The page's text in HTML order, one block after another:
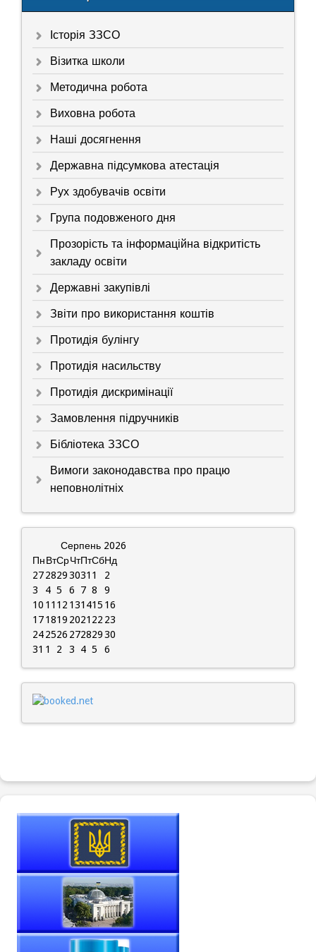
Історія ЗЗСО
Візитка школи
Методична робота
Виховна робота
Наші досягнення
Державна підсумкова атестація
Рух здобувачів освіти
Група подовженого дня
Прозорість та інформаційна відкритість
закладу освіти
Державні закупівлі
Звіти про використання коштів
Протидія булінгу
Протидія насильству
Протидія дискримінації
Замовлення підручників
Бібліотека ЗЗСО
Вимоги законодавства про працю
неповнолітніх
Серпень 2026
ПнВтСрЧтПтСбНд
2728293031 1
2
3
4 5 6 7 8
9
10 11 12 131415 16
171819 2021 22 23
242526 27282930
31 1 2 3 4 5 6